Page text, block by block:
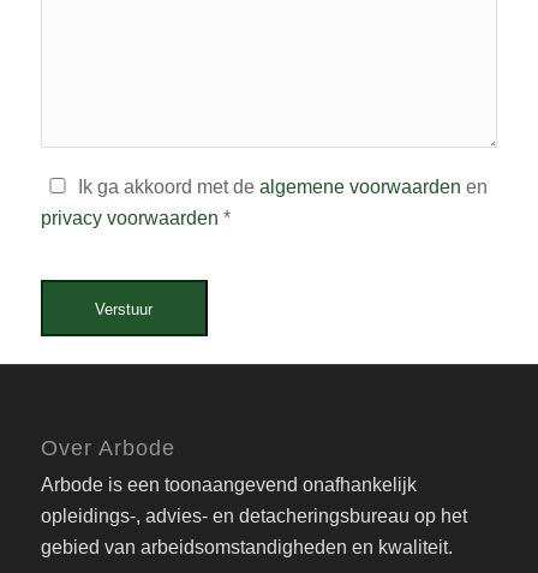
Ik ga akkoord met de algemene voorwaarden en
privacy voorwaarden *
Verstuur
Over Arbode
Arbode is een toonaangevend onafhankelijk
opleidings-, advies- en detacheringsbureau op het
gebied van arbeidsomstandigheden en kwaliteit.